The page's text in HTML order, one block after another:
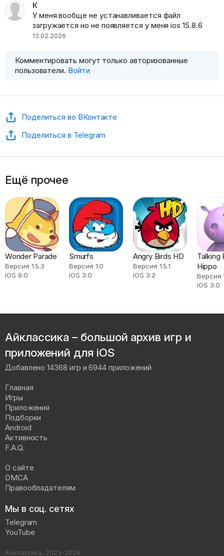
К
У меня вообще не устанавливается файл
загружается но не появляется у меня ios 15.8.6
13.02.2026
Комментировать могут только авторизованные
пользователи. Войти
Поделиться во ВКонтакте
Поделиться в Telegram
Ещё прочее
Wonder Parade
Версия 1.5.3
iOS 8.0
Smurfs
Версия 1.0
iOS 3.0
Angry Birds HD
Версия 1.5.1
iOS 3.2
Talking
Hippo
Версия
iOS 3.0
Айклассика – большой архив игр и
приложений для iOS
Добавлено 14368 игр и 6944 приложений
Главная
Игры
Приложения
Подборки
Android
Активность
F.A.Q.
О сайте
DMCA
Правообладателям
Мы в соц. сетях
Telegram
YouTube
Айклассика, 2023-2026